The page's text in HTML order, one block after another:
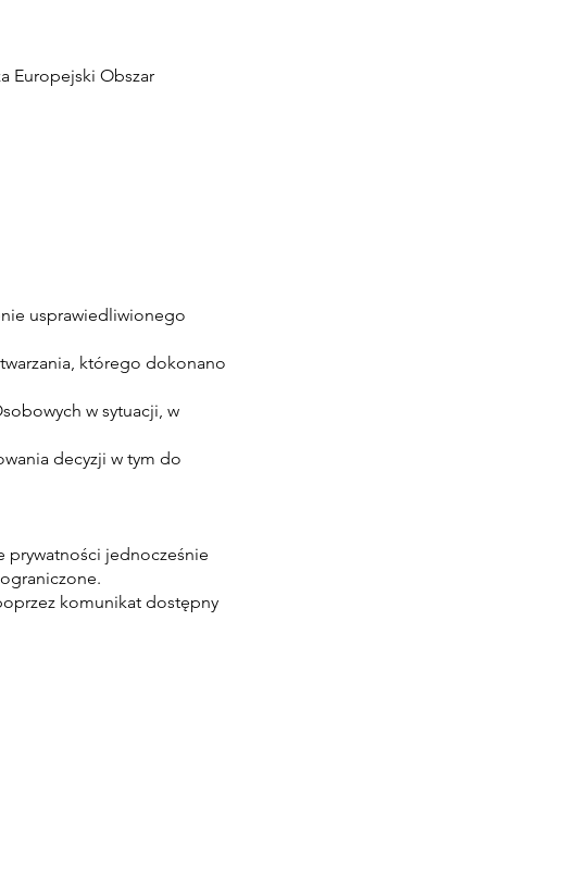
Europejski Obszar
usprawiedliwionego
którego dokonano
w sytuacji, w
decyzji w tym do
prywatności jednocześnie
komunikat dostępny